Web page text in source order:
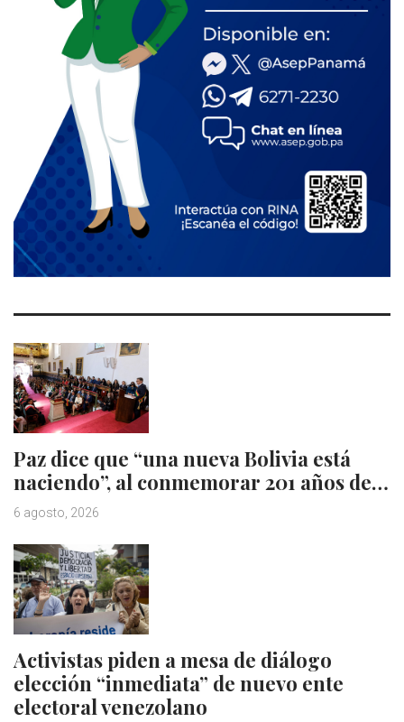
Paz dice que “una nueva Bolivia está
naciendo”, al conmemorar 201 años de…
6 agosto, 2026
Activistas piden a mesa de diálogo
elección “inmediata” de nuevo ente
electoral venezolano